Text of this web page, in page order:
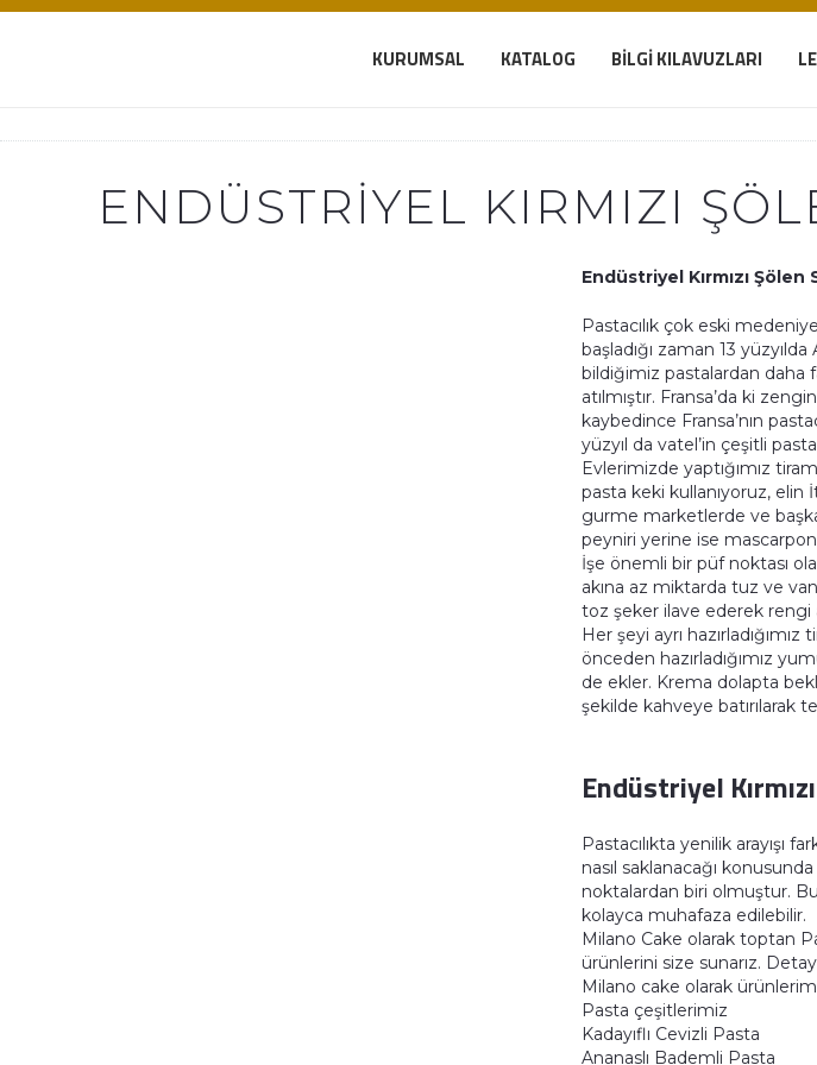
KURUMSAL KATALOG BILGI KILAVUZLARI
ENDÜSTRIYEL KIRMIZI
Endüstriyel Kırmızı
Pastacılık çok eski
başladığı zaman 13
bildiğimiz pastalardan daha
atılmıştır. Fransa’da ki
kaybedince Fransa’nın
yüzyıl da vatel’in çeşitli
Evlerimizde yaptığımız
pasta keki kullanıyoruz, elin
gurme marketlerde ve
peyniri yerine ise
İşe önemli bir püf noktası
akına az miktarda tuz ve
toz şeker ilave ederek rengi
Her şeyi ayrı
önceden hazırladığımız
de ekler. Krema dolapta
şekilde kahveye batırılarak
Endüstriyel
Pastacılıkta yenilik arayışı
nasıl saklanacağı
noktalardan biri olmuştur.
kolayca muhafaza edilebilir.
Milano Cake olarak toptan
ürünlerini size sunarız.
Milano cake olarak
Pasta çeşitlerimiz
Kadayıflı Cevizli Pasta
Ananaslı Bademli Pasta